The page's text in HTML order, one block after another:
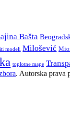
Bašta
modeli Milošević
toplotne mape
. Autorska prava